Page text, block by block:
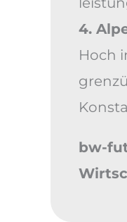
4.
Hoch
bw-